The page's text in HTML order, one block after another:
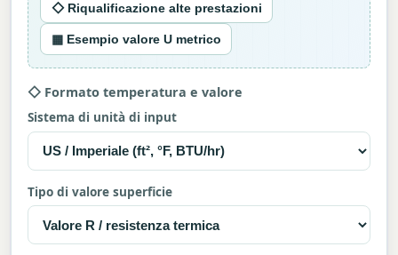
◇ Riqualificazione alte prestazioni
▦ Esempio valore U metrico
◇ Formato temperatura e valore
Sistema di unità di input
Tipo di valore superficie